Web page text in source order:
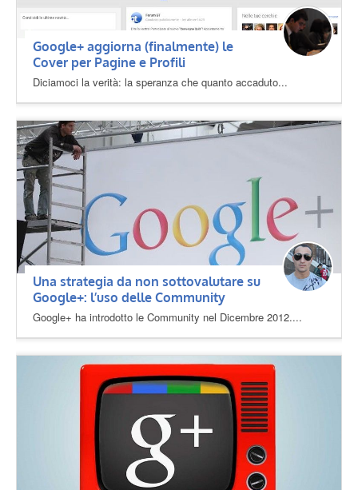
Google+ aggiorna (finalmente) le
Cover per Pagine e Profili
Diciamoci la verità: la speranza che quanto accaduto...
Una strategia da non sottovalutare su
Google+: l’uso delle Community
Google+ ha introdotto le Community nel Dicembre 2012....